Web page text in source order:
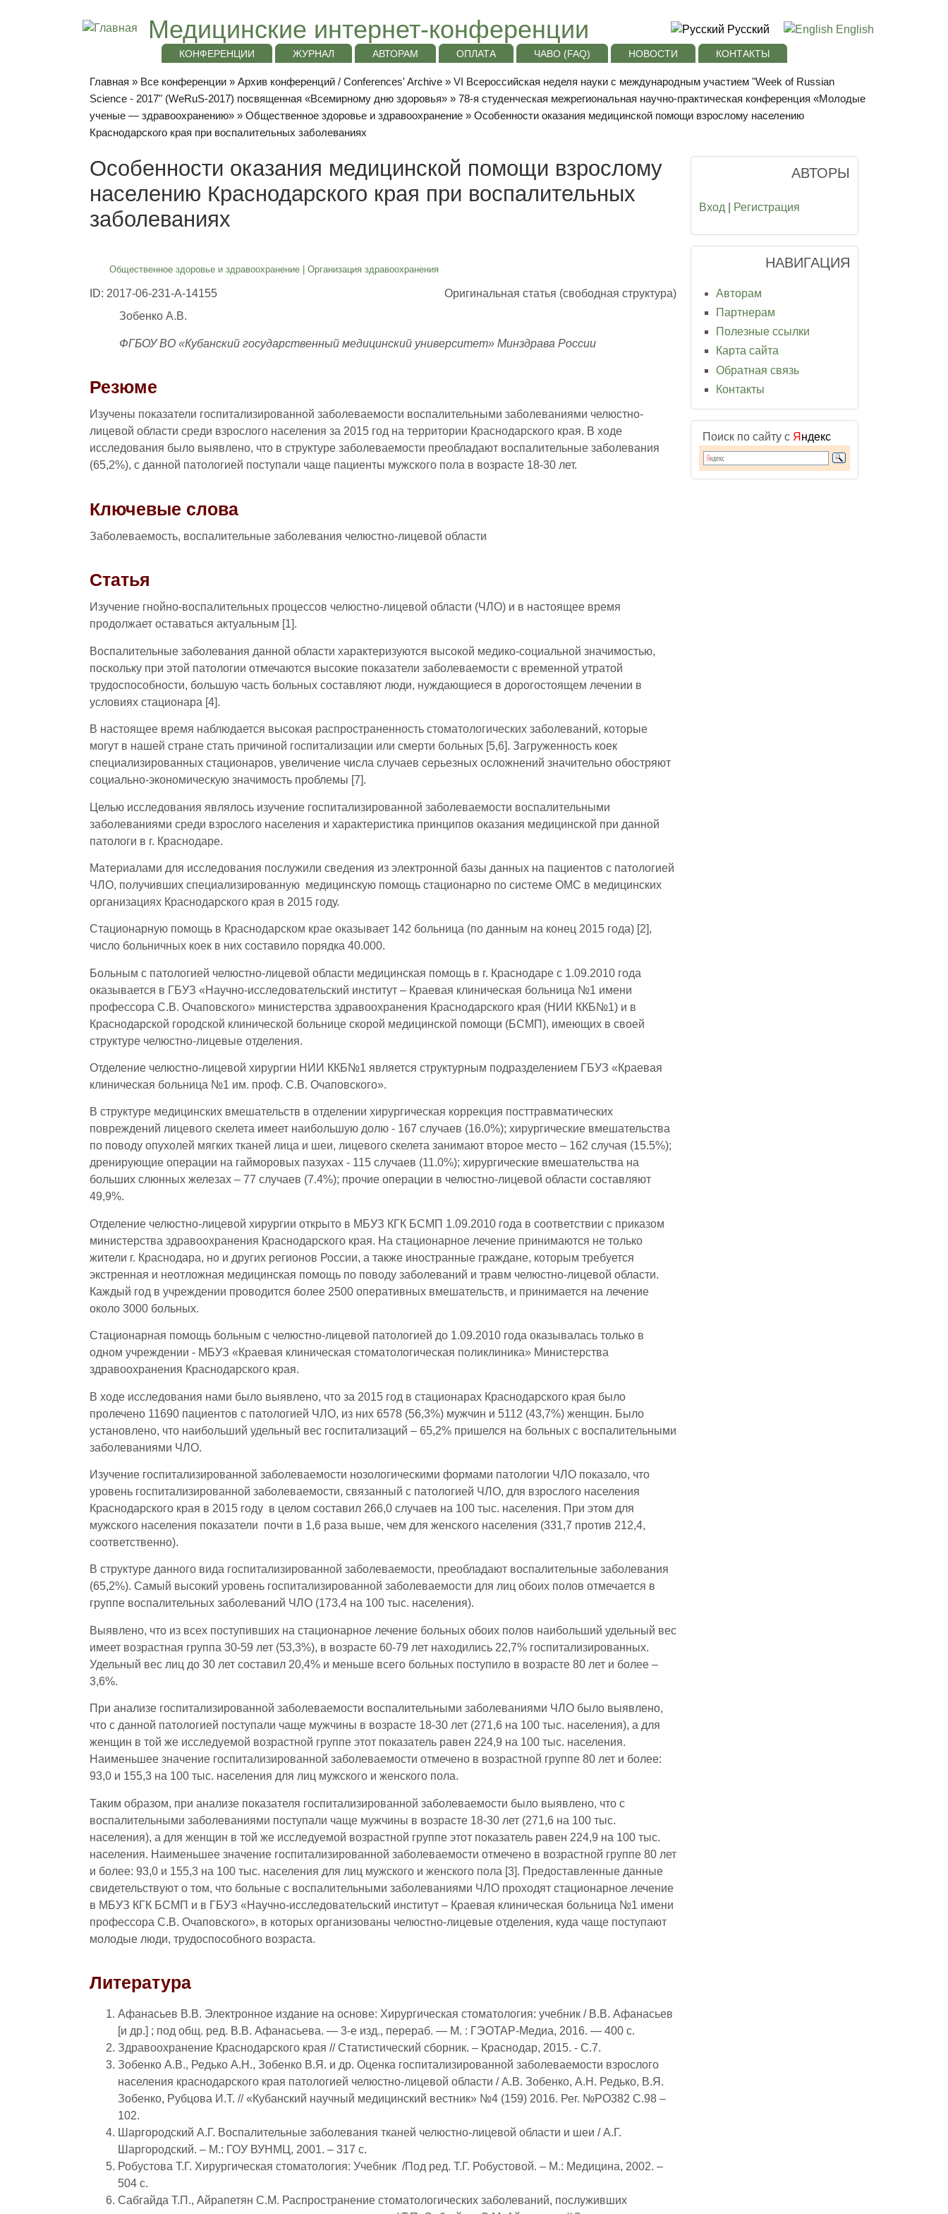
Медицинские интернет-конференции Русский English
КОНФЕРЕНЦИИ ЖУРНАЛ АВТОРАМ ОПЛАТА ЧАВО (FAQ) НОВОСТИ КОНТАКТЫ
Главная » Все конференции » Архив конференций / Conferences' Archive » VI Всероссийская неделя науки с международным участием "Week of Russian
Science - 2017" (WeRuS-2017) посвященная «Всемирному дню здоровья» » 78-я студенческая межрегиональная научно-практическая конференция «Молодые
ученые — здравоохранению» » Общественное здоровье и здравоохранение » Особенности оказания медицинской помощи взрослому населению
Краснодарского края при воспалительных заболеваниях
Особенности оказания медицинской помощи взрослому
населению Краснодарского края при воспалительных
заболеваниях
Общественное здоровье и здравоохранение| Организация здравоохранения
ID: 2017-06-231-A-14155
Оригинальная статья (свободная структура)
Зобенко А.В.
ФГБОУ ВО «Кубанский государственный медицинский университет» Минздрава России
Резюме
Изучены показатели госпитализированной заболеваемости воспалительными заболеваниями челюстно-
лицевой области среди взрослого населения за 2015 год на территории Краснодарского края. В ходе
исследования было выявлено, что в структуре заболеваемости преобладают воспалительные заболевания
(65,2%), с данной патологией поступали чаще пациенты мужского пола в возрасте 18-30 лет.
Ключевые слова
Заболеваемость, воспалительные заболевания челюстно-лицевой области
Статья
Изучение гнойно-воспалительных процессов челюстно-лицевой области (ЧЛО) и в настоящее время
продолжает оставаться актуальным [1].
Воспалительные заболевания данной области характеризуются высокой медико-социальной значимостью,
поскольку при этой патологии отмечаются высокие показатели заболеваемости с временной утратой
трудоспособности, большую часть больных составляют люди, нуждающиеся в дорогостоящем лечении в
условиях стационара [4].
В настоящее время наблюдается высокая распространенность стоматологических заболеваний, которые
могут в нашей стране стать причиной госпитализации или смерти больных [5,6]. Загруженность коек
специализированных стационаров, увеличение числа случаев серьезных осложнений значительно обостряют
социально-экономическую значимость проблемы [7].
Целью исследования являлось изучение госпитализированной заболеваемости воспалительными
заболеваниями среди взрослого населения и характеристика принципов оказания медицинской при данной
патологи в г. Краснодаре.
Материалами для исследования послужили сведения из электронной базы данных на пациентов с патологией
ЧЛО, получивших специализированную медицинскую помощь стационарно по системе ОМС в медицинских
организациях Краснодарского края в 2015 году.
Стационарную помощь в Краснодарском крае оказывает 142 больница (по данным на конец 2015 года) [2],
число больничных коек в них составило порядка 40.000.
Больным с патологией челюстно-лицевой области медицинская помощь в г. Краснодаре с 1.09.2010 года
оказывается в ГБУЗ «Научно-исследовательский институт – Краевая клиническая больница №1 имени
профессора С.В. Очаповского» министерства здравоохранения Краснодарского края (НИИ ККБ№1) и в
Краснодарской городской клинической больнице скорой медицинской помощи (БСМП), имеющих в своей
структуре челюстно-лицевые отделения.
Отделение челюстно-лицевой хирургии НИИ ККБ№1 является структурным подразделением ГБУЗ «Краевая
клиническая больница №1 им. проф. С.В. Очаповского».
В структуре медицинских вмешательств в отделении хирургическая коррекция посттравматических
повреждений лицевого скелета имеет наибольшую долю - 167 случаев (16.0%); хирургические вмешательства
по поводу опухолей мягких тканей лица и шеи, лицевого скелета занимают второе место – 162 случая (15.5%);
дренирующие операции на гайморовых пазухах - 115 случаев (11.0%); хирургические вмешательства на
больших слюнных железах – 77 случаев (7.4%); прочие операции в челюстно-лицевой области составляют
49,9%.
Отделение челюстно-лицевой хирургии открыто в МБУЗ КГК БСМП 1.09.2010 года в соответствии с приказом
министерства здравоохранения Краснодарского края. На стационарное лечение принимаются не только
жители г. Краснодара, но и других регионов России, а также иностранные граждане, которым требуется
экстренная и неотложная медицинская помощь по поводу заболеваний и травм челюстно-лицевой области.
Каждый год в учреждении проводится более 2500 оперативных вмешательств, и принимается на лечение
около 3000 больных.
Стационарная помощь больным с челюстно-лицевой патологией до 1.09.2010 года оказывалась только в
одном учреждении - МБУЗ «Краевая клиническая стоматологическая поликлиника» Министерства
здравоохранения Краснодарского края.
В ходе исследования нами было выявлено, что за 2015 год в стационарах Краснодарского края было
пролечено 11690 пациентов с патологией ЧЛО, из них 6578 (56,3%) мужчин и 5112 (43,7%) женщин. Было
установлено, что наибольший удельный вес госпитализаций – 65,2% пришелся на больных с воспалительными
заболеваниями ЧЛО.
Изучение госпитализированной заболеваемости нозологическими формами патологии ЧЛО показало, что
уровень госпитализированной заболеваемости, связанный с патологией ЧЛО, для взрослого населения
Краснодарского края в 2015 году в целом составил 266,0 случаев на 100 тыс. населения. При этом для
мужского населения показатели почти в 1,6 раза выше, чем для женского населения (331,7 против 212,4,
соответственно).
В структуре данного вида госпитализированной заболеваемости, преобладают воспалительные заболевания
(65,2%). Самый высокий уровень госпитализированной заболеваемости для лиц обоих полов отмечается в
группе воспалительных заболеваний ЧЛО (173,4 на 100 тыс. населения).
Выявлено, что из всех поступивших на стационарное лечение больных обоих полов наибольший удельный вес
имеет возрастная группа 30-59 лет (53,3%), в возрасте 60-79 лет находились 22,7% госпитализированных.
Удельный вес лиц до 30 лет составил 20,4% и меньше всего больных поступило в возрасте 80 лет и более –
3,6%.
При анализе госпитализированной заболеваемости воспалительными заболеваниями ЧЛО было выявлено,
что с данной патологией поступали чаще мужчины в возрасте 18-30 лет (271,6 на 100 тыс. населения), а для
женщин в той же исследуемой возрастной группе этот показатель равен 224,9 на 100 тыс. населения.
Наименьшее значение госпитализированной заболеваемости отмечено в возрастной группе 80 лет и более:
93,0 и 155,3 на 100 тыс. населения для лиц мужского и женского пола.
Таким образом, при анализе показателя госпитализированной заболеваемости было выявлено, что с
воспалительными заболеваниями поступали чаще мужчины в возрасте 18-30 лет (271,6 на 100 тыс.
населения), а для женщин в той же исследуемой возрастной группе этот показатель равен 224,9 на 100 тыс.
населения. Наименьшее значение госпитализированной заболеваемости отмечено в возрастной группе 80 лет
и более: 93,0 и 155,3 на 100 тыс. населения для лиц мужского и женского пола [3]. Предоставленные данные
свидетельствуют о том, что больные с воспалительными заболеваниями ЧЛО проходят стационарное лечение
в МБУЗ КГК БСМП и в ГБУЗ «Научно-исследовательский институт – Краевая клиническая больница №1 имени
профессора С.В. Очаповского», в которых организованы челюстно-лицевые отделения, куда чаще поступают
молодые люди, трудоспособного возраста.
Литература
Афанасьев В.В. Электронное издание на основе: Хирургическая стоматология: учебник / В.В. Афанасьев
[и др.] ; под общ. ред. В.В. Афанасьева. ― 3-е изд., перераб. ― М. : ГЭОТАР-Медиа, 2016. ― 400 с.
Здравоохранение Краснодарского края // Статистический сборник. – Краснодар, 2015. - C.7.
Зобенко А.В., Редько А.Н., Зобенко В.Я. и др. Оценка госпитализированной заболеваемости взрослого
населения краснодарского края патологией челюстно-лицевой области / А.В. Зобенко, А.Н. Редько, В.Я.
Зобенко, Рубцова И.Т. // «Кубанский научный медицинский вестник» №4 (159) 2016. Рег. №РО382 С.98 –
102.
Шаргородский А.Г. Воспалительные заболевания тканей челюстно-лицевой области и шеи / А.Г.
Шаргородский. – М.: ГОУ ВУНМЦ, 2001. – 317 с.
Робустова Т.Г. Хирургическая стоматология: Учебник /Под ред. Т.Г. Робустовой. – М.: Медицина, 2002. –
504 с.
Сабгайда Т.П., Айрапетян С.М. Распространение стоматологических заболеваний, послуживших
АВТОРЫ
Вход Регистрация
НАВИГАЦИЯ
Авторам
Партнерам
Полезные ссылки
Карта сайта
Обратная связь
Контакты
Поиск по сайту с Я ндекс